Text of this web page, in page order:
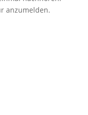
anzumelden.